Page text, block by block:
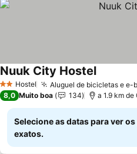
2 Estrelas
Hostel Aluguel de bicicletas e e-
Nuuk City HostelVer
8,0 Muito boa 134 a 1.9 km
Selecione as datas para ver
exatos.